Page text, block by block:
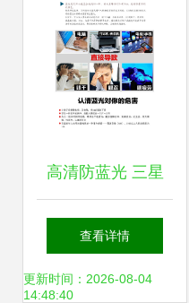
片,广告机,深圳蓝
图信息技术股份科
高清防蓝光 三星
Galaxy Note 3
N9000贴膜如何保
查看详情
更新时间：2026-08-04
14:48:40